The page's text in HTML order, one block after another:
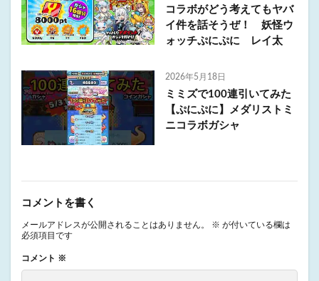
コラボがどう考えてもヤバ
イ件を話そうぜ！ 妖怪ウ
ォッチぷにぷに レイ太
2026年5月18日
ミミズで100連引いてみた
【ぷにぷに】メダリストミ
ニコラボガシャ
コメントを書く
メールアドレスが公開されることはありません。 ※ が付いている欄は
必須項目です
コメント ※